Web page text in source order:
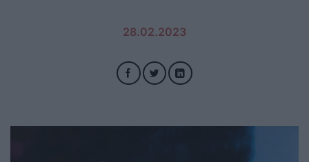
28.02.2023